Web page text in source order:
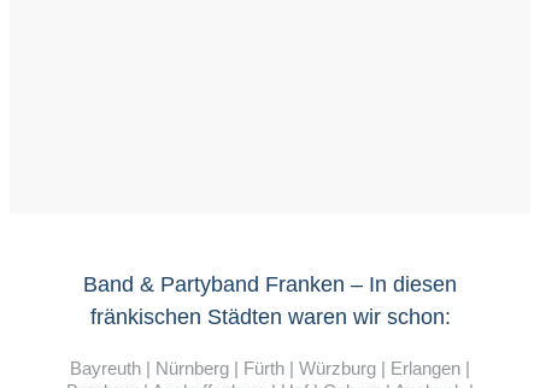
Band & Partyband Franken – In diesen
fränkischen Städten waren wir schon:
Bayreuth | Nürnberg | Fürth | Würzburg | Erlangen |